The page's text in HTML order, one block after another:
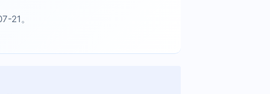
21。